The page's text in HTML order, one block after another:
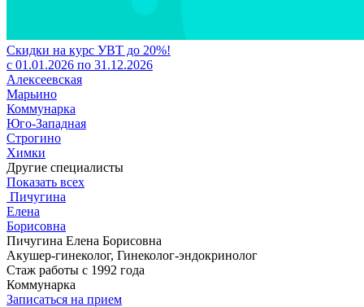
Скидки на курс УВТ до 20%!
с 01.01.2026 по 31.12.2026
Алексеевская
Марьино
Коммунарка
Юго-Западная
Строгино
Химки
Другие специалисты
Показать всех
Пичугина
Елена
Борисовна
Пичугина Елена Борисовна
Акушер-гинеколог, Гинеколог-эндокринолог
Стаж работы с 1992 года
Коммунарка
Записаться на прием